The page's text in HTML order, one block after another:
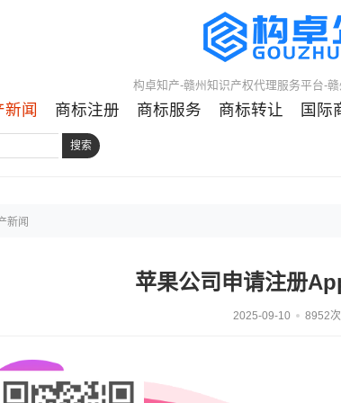
构卓知产-赣州知识产权代理服务平台-
新闻 商标注册 商标服务 商标转让 国际
搜索
新闻
苹果公司申请注册
2025-09-10 8952